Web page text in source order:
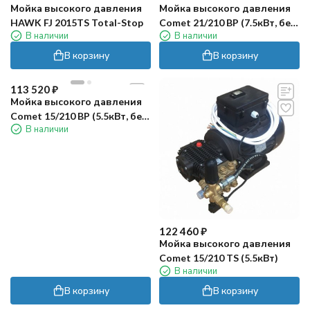
Мойка высокого давления
HAWK FJ 2015TS Total-Stop
В наличии
В корзину
Мойка высокого давления
Comet 21/210 BP (7.5кВт, без.
эл.блока)
В наличии
В корзину
новинка
113 520₽
Мойка высокого давления
Comet 15/210 BP (5.5кВт, без.
эл.блока)
В наличии
В корзину
122 460₽
Мойка высокого давления
Comet 15/210 TS (5.5кВт)
В наличии
В корзину